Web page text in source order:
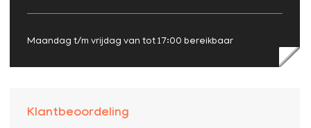
Maandag t/m vrijdag van tot 17:00 bereikbaar
Klantbeoordeling